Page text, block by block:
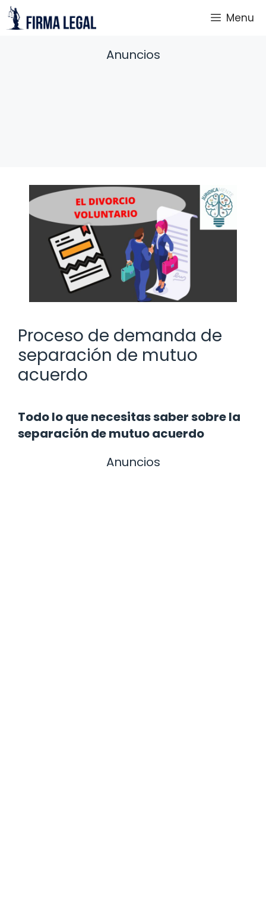
Saltar
al
Menu
Anuncios
Proceso de demanda de
separación de mutuo
acuerdo
Todo lo que necesitas saber sobre la
separación de mutuo acuerdo
Anuncios